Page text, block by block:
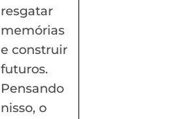
resgatar
memórias
e construir
futuros.
Pensando
nisso, o